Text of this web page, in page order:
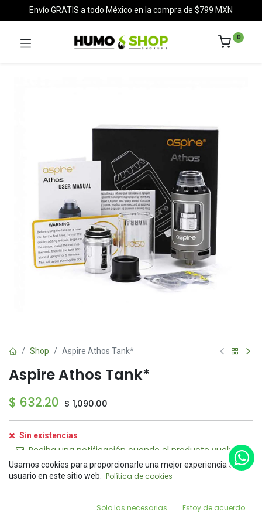
Price:
Add to Cart
Envío GRATIS a todo México en la compra de $799 MXN
0
Shop Aspire Athos Tank*
Aspire Athos Tank*
$ 632.20 $1,090.00
Sin existencias
Reciba una notificación cuando el producto vuelva a
estar disponible
Usamos cookies para proporcionarle una mejor experiencia de
usuario en este sitio web.
Política de cookies
Solo las necesarias Estoy de acuerdo